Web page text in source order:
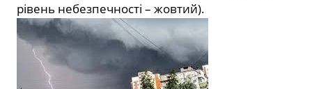
рівень небезпечності – жовтий).